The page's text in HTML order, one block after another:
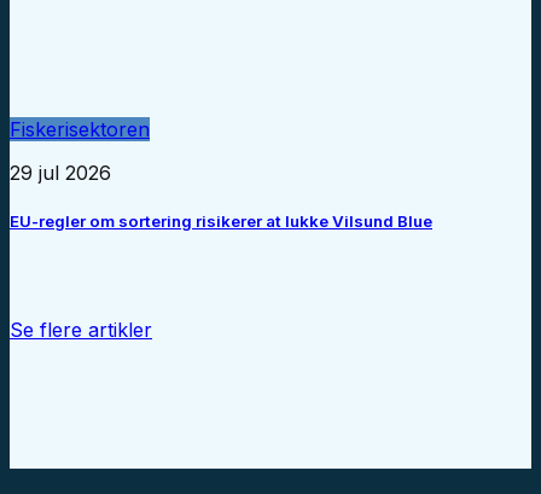
Fiskerisektoren
29 jul 2026
EU-regler om sortering risikerer at lukke Vilsund Blue
Se flere artikler